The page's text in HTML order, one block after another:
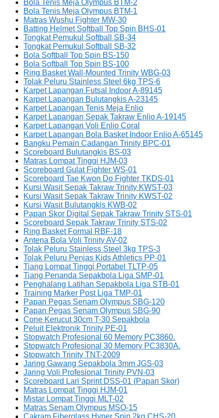
Bola Tenis Meja Olympus BTM-2
Bola Tenis Meja Olympus BTM-1
Matras Wushu Fighter MW-30
Batting Helmet Softball Top Spin BHS-01
Tongkat Pemukul Softball SB-34
Tongkat Pemukul Softball SB-32
Bola Softball Top Spin BS-150
Bola Softball Top Spin BS-100
Ring Basket Wall-Mounted Trinity WBG-03
Tolak Peluru Stainless Steel 6kg TPS-6
Karpet Lapangan Futsal Indoor A-89145
Karpet Lapangan Bulutangkis A-23145
Karpet Lapangan Tenis Meja Enlio
Karpet Lapangan Sepak Takraw Enlio A-19145
Karpet Lapangan Voli Enlio Coral
Karpet Lapangan Bola Basket Indoor Enlio A-65145
Bangku Pemain Cadangan Trinity BPC-01
Scoreboard Bulutangkis BS-03
Matras Lompat Tinggi HJM-03
Scoreboard Gulat Fighter WS-01
Scoreboard Tae Kwon Do Fighter TKDS-01
Kursi Wasit Sepak Takraw Trinity KWST-03
Kursi Wasit Sepak Takraw Trinity KWST-02
Kursi Wasit Bulutangkis KWB-02
Papan Skor Digital Sepak Takraw Trinity STS-01
Scoreboard Sepak Takraw Trinity STS-02
Ring Basket Formal RBF-18
Antena Bola Voli Trinity AV-02
Tolak Peluru Stainless Steel 3kg TPS-3
Tolak Peluru Penjas Kids Athletics PP-01
Tiang Lompat Tinggi Portabel TLTP-05
Tiang Penanda Sepakbola Liga SMP-01
Penghalang Latihan Sepakbola Liga STB-01
Training Marker Post Liga TMP-01
Papan Pegas Senam Olympus SBG-120
Papan Pegas Senam Olympus SBG-90
Cone Kerucut 30cm T-30 Sepakbola
Peluit Elektronik Trinity PE-01
Stopwatch Profesional 60 Memory PC3860.
Stopwatch Profesional 30 Memory PC3830A.
Stopwatch Trinity TNT-2009
Jaring Gawang Sepakbola 3mm JGS-03
Jaring Voli Profesional Trinity PVN-03
Scoreboard Lari Sprint DSS-01 (Papan Skor)
Matras Lompat Tinggi HJM-01
Mistar Lompat Tinggi MLT-02
Matras Senam Olympus MSO-15
Cakram Fiberglass Hyper Spin 2kg CHS-20